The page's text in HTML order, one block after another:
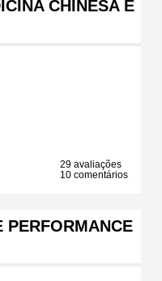
CHINESA E
29 avaliações
10 comentários
PERFORMANCE